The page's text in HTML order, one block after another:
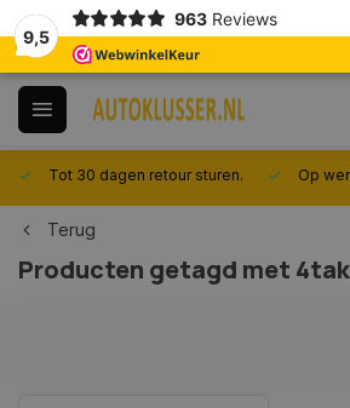
9,5
963 Reviews
Tot 30 dagen retour sturen. Op
Terug
Producten getagd met